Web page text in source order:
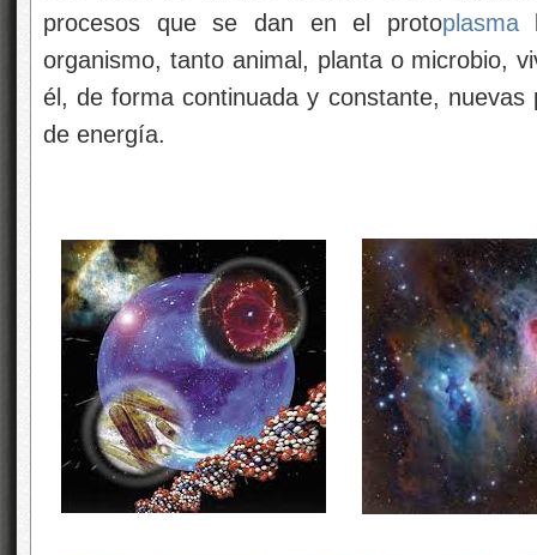
procesos que se dan en el protoplasma
organismo, tanto animal, planta o microbio,
él, de forma continuada y constante,
de energía.